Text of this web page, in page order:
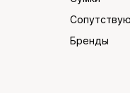
Бренды